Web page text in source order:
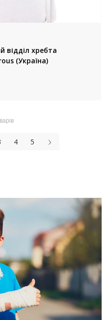
хребта
(Україна)
4 5